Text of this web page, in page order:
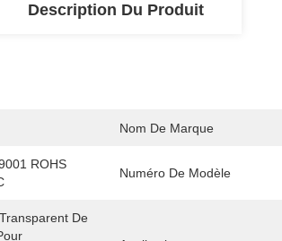
Description Du Produit
Nom De Marque
ROHS
Numéro De Modèle
De